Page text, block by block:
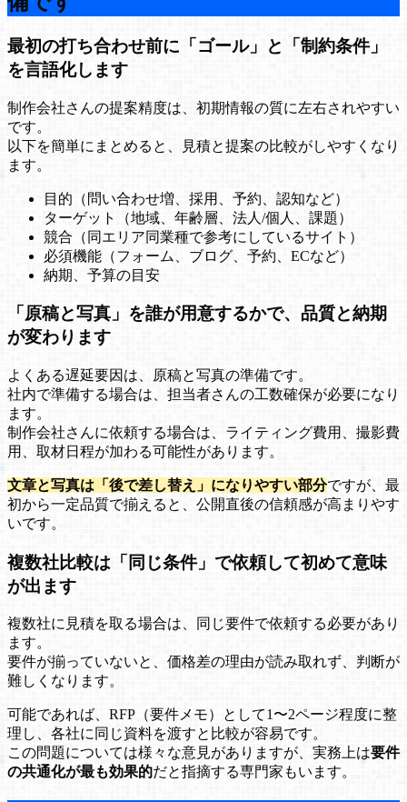
最初の打ち合わせ前に「ゴール」と「制約条件」
を言語化します
制作会社さんの提案精度は、初期情報の質に左右されやすい
です。
以下を簡単にまとめると、見積と提案の比較がしやすくなり
ます。
目的（問い合わせ増、採用、予約、認知など）
ターゲット（地域、年齢層、法人/個人、課題）
競合（同エリア同業種で参考にしているサイト）
必須機能（フォーム、ブログ、予約、ECなど）
納期、予算の目安
「原稿と写真」を誰が用意するかで、品質と納期
が変わります
よくある遅延要因は、原稿と写真の準備です。
社内で準備する場合は、担当者さんの工数確保が必要になり
ます。
制作会社さんに依頼する場合は、ライティング費用、撮影費
用、取材日程が加わる可能性があります。
文章と写真は「後で差し替え」になりやすい部分ですが、最
初から一定品質で揃えると、公開直後の信頼感が高まりやす
いです。
複数社比較は「同じ条件」で依頼して初めて意味
が出ます
複数社に見積を取る場合は、同じ要件で依頼する必要があり
ます。
要件が揃っていないと、価格差の理由が読み取れず、判断が
難しくなります。
可能であれば、RFP（要件メモ）として1〜2ページ程度に整
理し、各社に同じ資料を渡すと比較が容易です。
この問題については様々な意見がありますが、実務上は要件
の共通化が最も効果的だと指摘する専門家もいます。